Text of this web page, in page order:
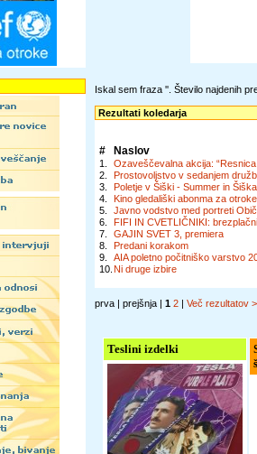
Iskal sem fraza ''. Število najdenih
Rezultati koledarja
# Naslov
1.
Ozaveščevalna akcija:
2.
Prostovoljstvo v sedanjem
3.
Poletje v Šiški - Summer in
4.
Kino gledališki abonma za
5.
Javno vodstvo med portreti
6.
FIFI IN CVETLIČNIKI:
7.
GAJIN SVET 3, premiera
8.
Predani korakom
9.
AIA poletno počitniško varstvo
10. Ni druge izbire
prva | prejšnja | 1 2 | Več rezultatov
Teslini izdelki